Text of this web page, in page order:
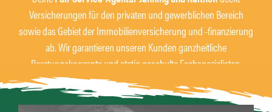
Versicherungen für den privaten und gewerblichen Bereich
sowie das Gebiet der Immobilienversicherung und -finanzierung
ab. Wir garantieren unseren Kunden ganzheitliche
Beratungskonzepte und stetig geschulte Fachspezialisten.